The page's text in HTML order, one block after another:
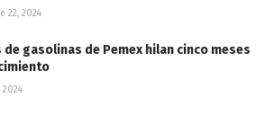
22, 2024
de gasolinas de Pemex hilan cinco meses